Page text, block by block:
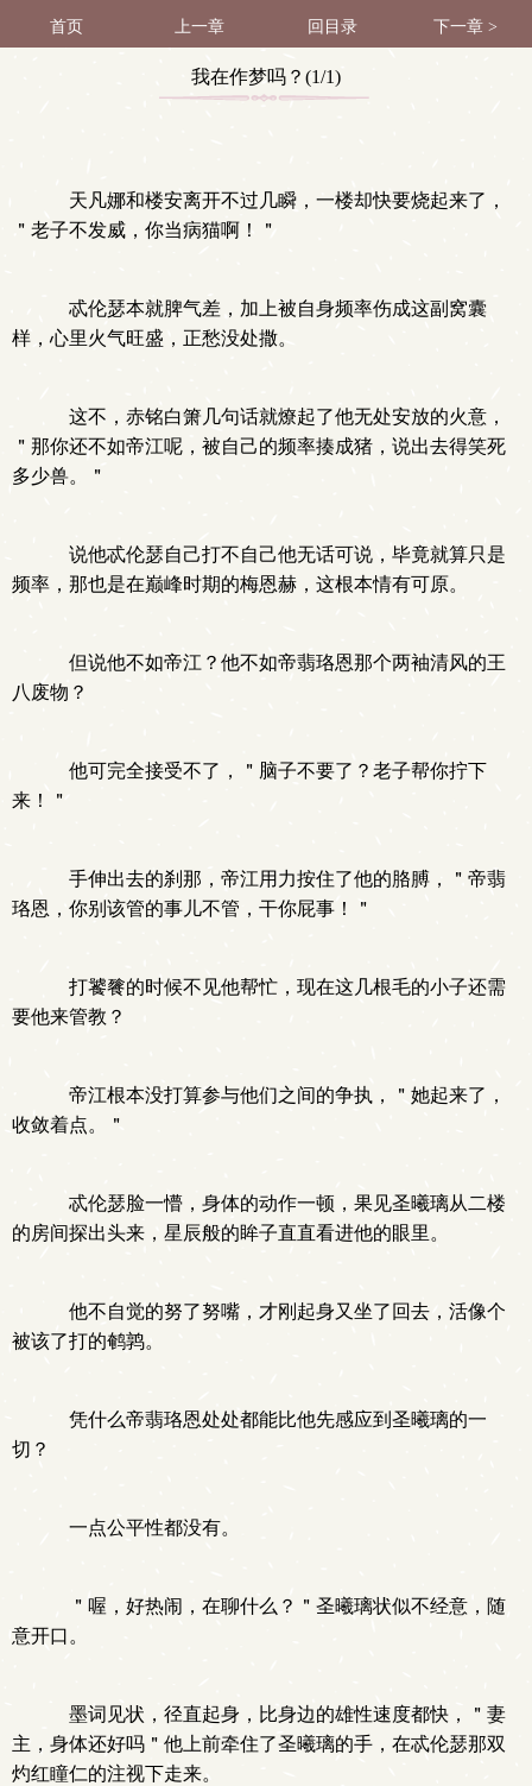
首页 上一章 回目录 下一章 >
我在作梦吗？(1/1)
天凡娜和楼安离开不过几瞬，一楼却快要烧起来了，
＂老子不发威，你当病猫啊！＂
忒伦瑟本就脾气差，加上被自身频率伤成这副窝囊
样，心里火气旺盛，正愁没处撒。
这不，赤铭白箫几句话就燎起了他无处安放的火意，
＂那你还不如帝江呢，被自己的频率揍成猪，说出去得笑死
多少兽。＂
说他忒伦瑟自己打不自己他无话可说，毕竟就算只是
频率，那也是在巅峰时期的梅恩赫，这根本情有可原。
但说他不如帝江？他不如帝翡珞恩那个两袖清风的王
八废物？
他可完全接受不了，＂脑子不要了？老子帮你拧下
来！＂
手伸出去的刹那，帝江用力按住了他的胳膊，＂帝翡
珞恩，你别该管的事儿不管，干你屁事！＂
打饕餮的时候不见他帮忙，现在这几根毛的小子还需
要他来管教？
帝江根本没打算参与他们之间的争执，＂她起来了，
收敛着点。＂
忒伦瑟脸一懵，身体的动作一顿，果见圣曦璃从二楼
的房间探出头来，星辰般的眸子直直看进他的眼里。
他不自觉的努了努嘴，才刚起身又坐了回去，活像个
被该了打的鹌鹑。
凭什么帝翡珞恩处处都能比他先感应到圣曦璃的一
切？
一点公平性都没有。
＂喔，好热闹，在聊什么？＂圣曦璃状似不经意，随
意开口。
墨词见状，径直起身，比身边的雄性速度都快，＂妻
主，身体还好吗＂他上前牵住了圣曦璃的手，在忒伦瑟那双
灼红瞳仁的注视下走来。